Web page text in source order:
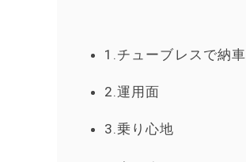
1.チューブレスで納車
2.運用面
3.乗り心地